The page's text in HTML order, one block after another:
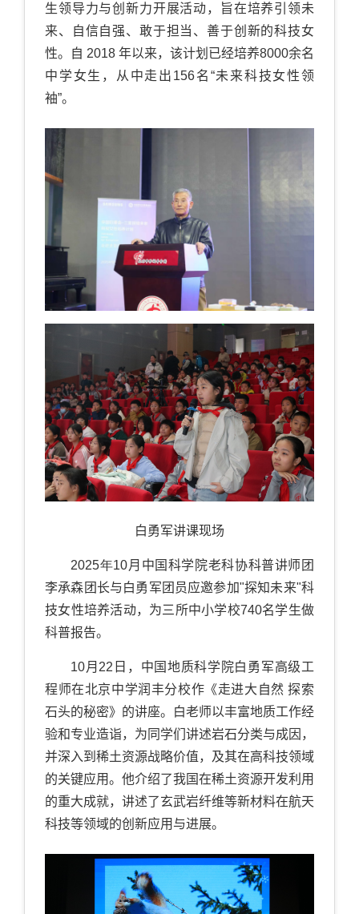
生领导力与创新力开展活动，旨在培养引领未
来、自信自强、敢于担当、善于创新的科技女
性。自 2018 年以来， 该计划已经培养8000余名
中学女生，从中走出 156名“未来科技女性领
袖”。
白勇军讲课现场
2025年10月中国科学院老科协科普讲师团
李承森团长与白勇军团员应邀参加"探知未来"科
技女性培养活动，为三所中小学校740名学生做
科普报告。
10月 22 日，中国地质科学院白勇军高级工
程师在北京中学润丰分校作《走进大自然 探索
石头的秘密》的讲座。白老师以丰富地质工作经
验和专业造诣，为同学们讲述岩石分类与成因，
并深入到稀土资源战略价值，及其在高科技领域
的关键应用。他介绍了我国在稀土资源开发利用
的重大成就，讲述了玄武岩纤维等新材料在航天
科技等领域的创新应用与进展。